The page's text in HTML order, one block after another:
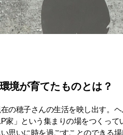
境が育てたものとは？
の穂子さんの生活を映し出す。
家」という集まりの場をつくって
思いに時を過ごすことのできる